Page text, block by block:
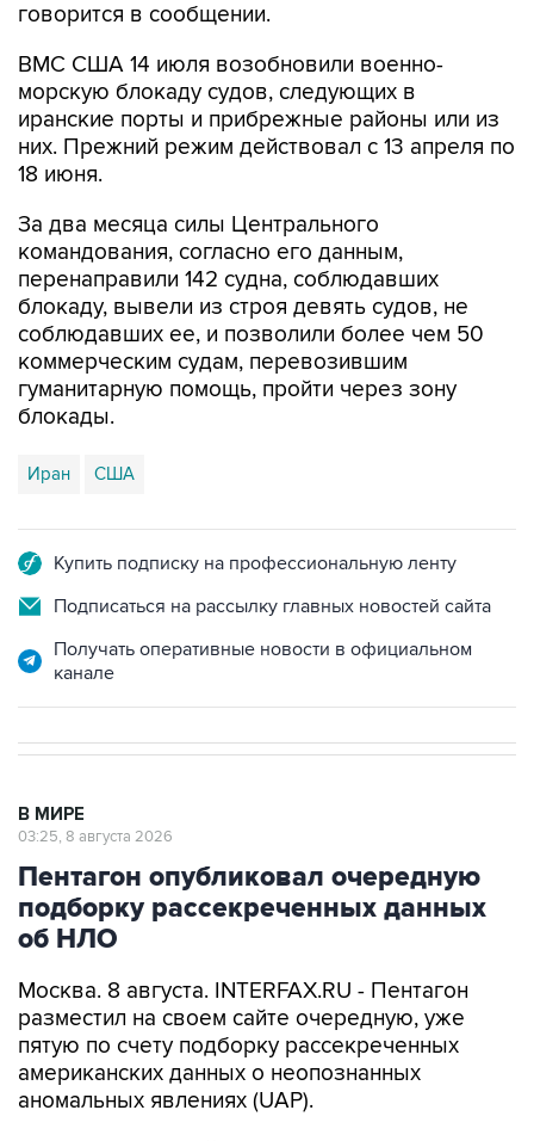
ВМС США 14 июля возобновили военно-
иранские порты и прибрежные районы или из
них. Прежний режим действовал с 13 апреля по
18 июня.
За два месяца силы Центрального
перенаправили 142 судна, соблюдавших
блокаду, вывели из строя девять судов, не
соблюдавших ее, и позволили более чем 50
коммерческим судам, перевозившим
гуманитарную помощь, пройти через зону
блокады.
Иран США
Подписаться на рассылку главных новостей сайта
Получать оперативные новости в официальном
Пентагон опубликовал очередную
подборку рассекреченных данных
об НЛО
Москва. 8 августа. INTERFAX.RU - Пентагон
пятую по счету подборку рассекреченных
американских данных о неопознанных
аномальных явлениях (UAP).
"Министерство войны публикует пятую часть